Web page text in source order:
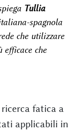
Tullia
spagnola
che utilizzare
che
fatica a
applicabili in